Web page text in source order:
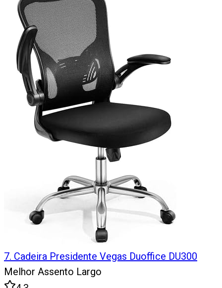
7. Cadeira Presidente Vegas Duoffice DU300
Melhor Assento Largo